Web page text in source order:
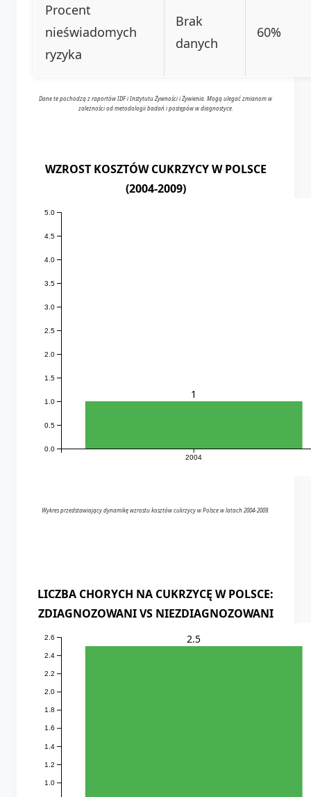
Procent
nieświadomych
ryzyka
Brak
danych
60%
Dane te pochodzą z raportów IDF i Instytutu Żywności i Żywienia. Mogą ulegać zmianom w
zależności od metodologii badań i postępów w diagnostyce.
WZROST KOSZTÓW CUKRZYCY W POLSCE
(2004-2009)
2004
0.0
0.5
1.0
1.5
2.0
2.5
3.0
3.5
4.0
4.5
5.0
1
Wykres przedstawiający dynamikę wzrostu kosztów cukrzycy w Polsce w latach 2004-2009.
LICZBA CHORYCH NA CUKRZYCĘ W POLSCE:
ZDIAGNOZOWANI VS NIEZDIAGNOZOWANI
1.0
1.2
1.4
1.6
1.8
2.0
2.2
2.4
2.6 2.5